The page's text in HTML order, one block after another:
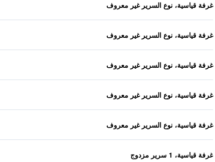
غرفة قياسية، نوع السرير غير معروف
غرفة قياسية، نوع السرير غير معروف
غرفة قياسية، نوع السرير غير معروف
غرفة قياسية، نوع السرير غير معروف
غرفة قياسية، نوع السرير غير معروف
غرفة قياسية، 1 سرير مزدوج